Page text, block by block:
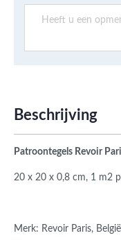
Beschrijving
Patroontegels Revoir
20 x 20 x 0,8 cm, 1 m2
Merk: Revoir Paris, België